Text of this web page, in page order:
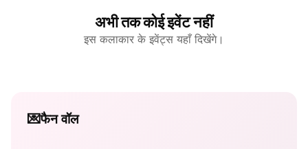
अभी तक कोई इवेंट नहीं
इस कलाकार के इवेंट्स यहाँ दिखेंगे।
💌फैन वॉल